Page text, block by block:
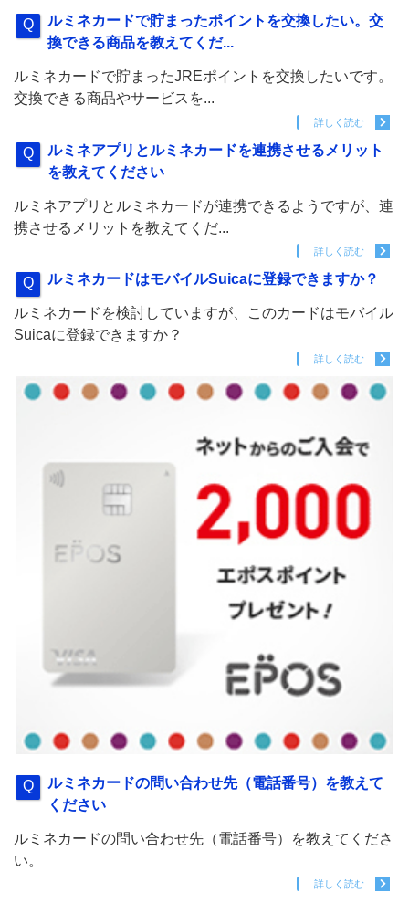
ルミネカードで貯まったポイントを交換したい。交
換できる商品を教えてくだ...
ルミネカードで貯まったJREポイントを交換したいです。
交換できる商品やサービスを...
詳しく読む
ルミネアプリとルミネカードを連携させるメリット
を教えてください
ルミネアプリとルミネカードが連携できるようですが、連
携させるメリットを教えてくだ...
詳しく読む
ルミネカードはモバイルSuicaに登録できますか？
ルミネカードを検討していますが、このカードはモバイル
Suicaに登録できますか？
詳しく読む
ルミネカードの問い合わせ先（電話番号）を教えて
ください
ルミネカードの問い合わせ先（電話番号）を教えてくださ
い。
詳しく読む